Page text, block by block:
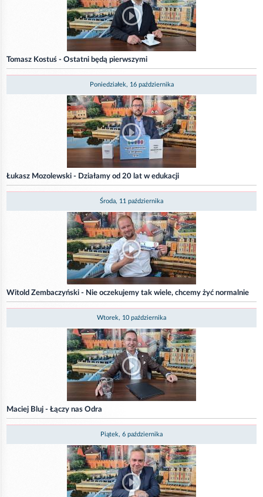
Tomasz Kostuś - Ostatni będą pierwszymi
Poniedziałek, 16 października
Łukasz Mozolewski - Działamy od 20 lat w edukacji
Środa, 11 października
Witold Zembaczyński - Nie oczekujemy tak wiele, chcemy żyć normalnie
Wtorek, 10 października
Maciej Bluj - Łączy nas Odra
Piątek, 6 października